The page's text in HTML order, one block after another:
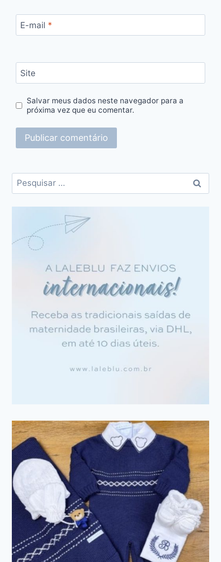
E-mail *
Site
Salvar meus dados neste navegador para a
próxima vez que eu comentar.
Pesquisar
por: